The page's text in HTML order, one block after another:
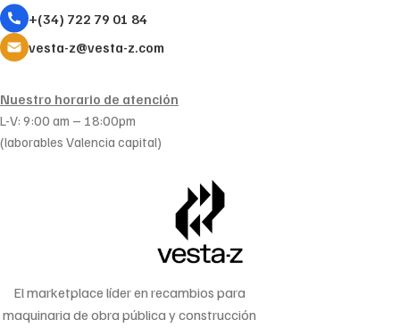
+(34) 722 79 01 84
vesta-z@vesta-z.com
Nuestro horario de atención
L-V: 9:00 am – 18:00pm
(laborables Valencia capital)
El marketplace líder en recambios para
maquinaria de obra pública y construcción